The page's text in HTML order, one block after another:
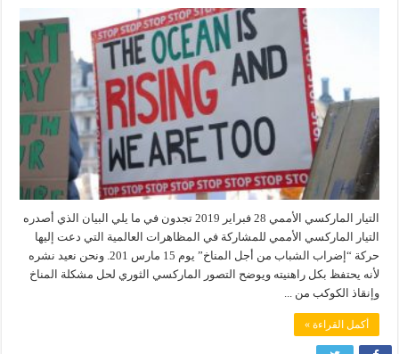
التيار الماركسي الأممي 28 فبراير 2019 تجدون في ما يلي البيان الذي أصدره
التيار الماركسي الأممي للمشاركة في المظاهرات العالمية التي دعت إليها
حركة “إضراب الشباب من أجل المناخ” يوم 15 مارس 201. ونحن نعيد نشره
لأنه يحتفظ بكل راهنيته ويوضح التصور الماركسي الثوري لحل مشكلة المناخ
وإنقاذ الكوكب من ...
أكمل القراءة »